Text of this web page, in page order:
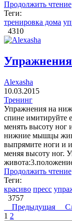
Продолжить чтение
Теги:
тренировка дома
4310
Упражнения
Alexasha
10.03.2015
Тренинг
Упражнения на
спине имитируйте
менять высоту ног
нижние мышцы
выпрямите ноги и
меняя высоту ног.
Продолжить чтение
Теги:
красиво пресс
3757
Предыдущая
1 2